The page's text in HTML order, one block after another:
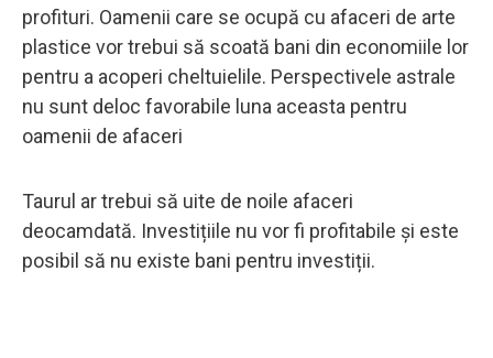
profituri. Oamenii care se ocupă cu afaceri de arte
plastice vor trebui să scoată bani din economiile lor
pentru a acoperi cheltuielile. Perspectivele astrale
nu sunt deloc favorabile luna aceasta pentru
oamenii de afaceri
Taurul ar trebui să uite de noile afaceri
deocamdată. Investițiile nu vor fi profitabile și este
posibil să nu existe bani pentru investiții.